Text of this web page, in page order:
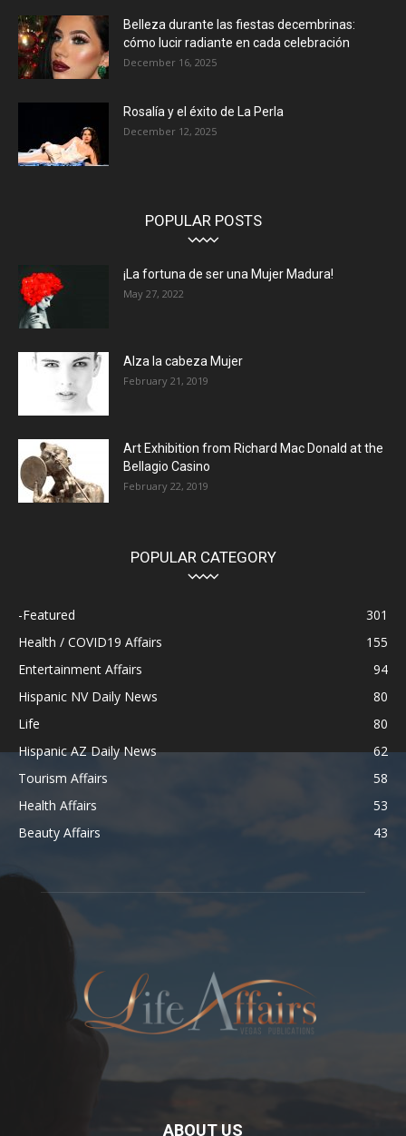
Belleza durante las fiestas decembrinas:
cómo lucir radiante en cada celebración
December 16, 2025
Rosalía y el éxito de La Perla
December 12, 2025
POPULAR POSTS
¡La fortuna de ser una Mujer Madura!
May 27, 2022
Alza la cabeza Mujer
February 21, 2019
Art Exhibition from Richard Mac Donald at the
Bellagio Casino
February 22, 2019
POPULAR CATEGORY
-Featured
301
Health / COVID19 Affairs
155
Entertainment Affairs
94
Hispanic NV Daily News
80
Life
80
Hispanic AZ Daily News
62
Tourism Affairs
58
Health Affairs
53
Beauty Affairs
43
ABOUT US